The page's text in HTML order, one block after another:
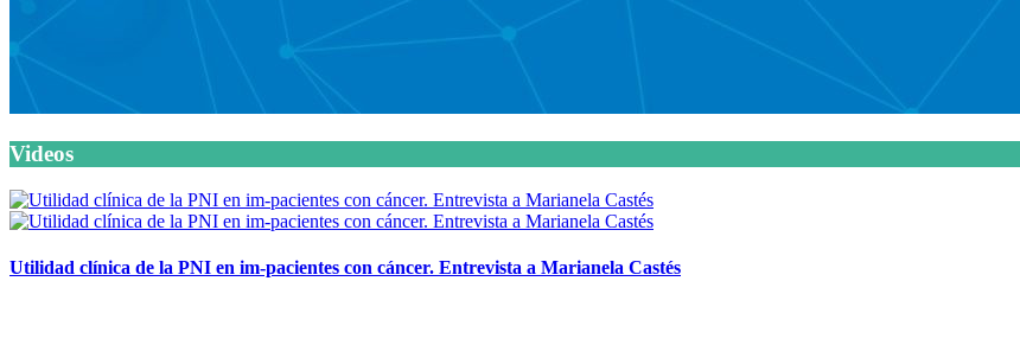
Videos
Utilidad clínica de la PNI en im-pacientes con cáncer. Entrevista a Marianela Castés